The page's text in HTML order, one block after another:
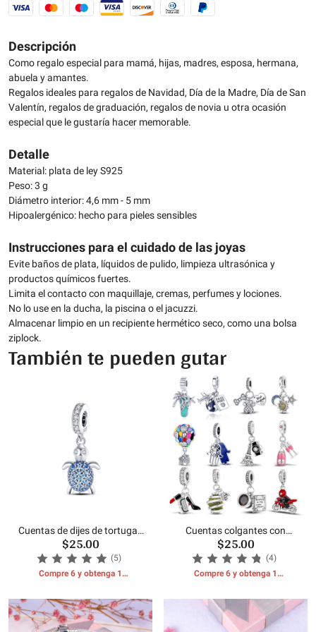
Descripción
Como regalo especial para mamá, hijas, madres, esposa, hermana,
abuela y amantes.
Regalos ideales para regalos de Navidad, Día de la Madre, Día de San
Valentín, regalos de graduación, regalos de novia u otra ocasión
especial que le gustaría hacer memorable.
Detalle
Material: plata de ley S925
Peso: 3 g
Diámetro interior: 4,6 mm - 5 mm
Hipoalergénico: hecho para pieles sensibles
Instrucciones para el cuidado de las joyas
Evite baños de plata, líquidos de pulido, limpieza ultrasónica y
productos químicos fuertes.
Limita el contacto con maquillaje, cremas, perfumes y lociones.
No lo use en la ducha, la piscina o el jacuzzi.
Almacenar limpio en un recipiente hermético seco, como una bolsa
ziplock.
También te pueden gutar
Cuentas de dijes de tortugas
marinas
$25.00
(5)
Compre 6 y obtenga 1
Cuentas colgantes con
diseño de Mula
$25.00
(4)
Compre 6 y obtenga 1